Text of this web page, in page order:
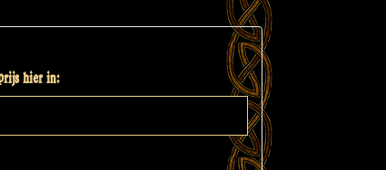
hier in: